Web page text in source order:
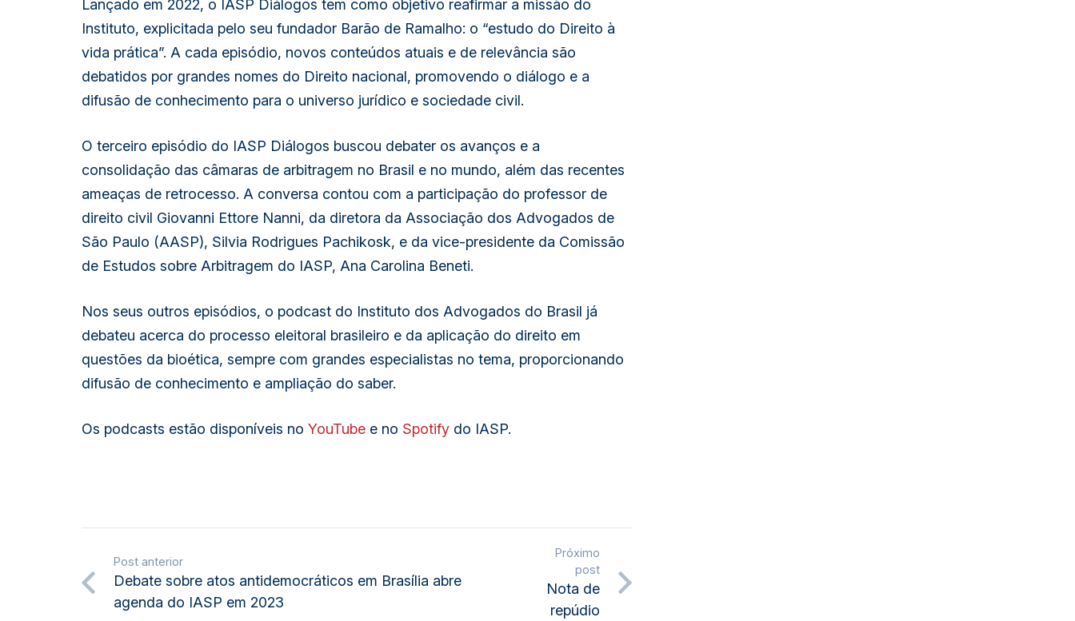
Lançado em 2022, o IASP Diálogos tem como objetivo reafirmar a missão do
Instituto, explicitada pelo seu fundador Barão de Ramalho: o “estudo do Direito à
vida prática”. A cada episódio, novos conteúdos atuais e de relevância são
debatidos por grandes nomes do Direito nacional, promovendo o diálogo e a
difusão de conhecimento para o universo jurídico e sociedade civil.
O terceiro episódio do IASP Diálogos buscou debater os avanços e a
consolidação das câmaras de arbitragem no Brasil e no mundo, além das recentes
ameaças de retrocesso. A conversa contou com a participação do professor de
direito civil Giovanni Ettore Nanni, da diretora da Associação dos Advogados de
São Paulo (AASP), Silvia Rodrigues Pachikosk, e da vice-presidente da Comissão
de Estudos sobre Arbitragem do IASP, Ana Carolina Beneti.
Nos seus outros episódios, o podcast do Instituto dos Advogados do Brasil já
debateu acerca do processo eleitoral brasileiro e da aplicação do direito em
questões da bioética, sempre com grandes especialistas no tema, proporcionando
difusão de conhecimento e ampliação do saber.
Os podcasts estão disponíveis no YouTube e no Spotify do IASP.
Post anterior
Debate sobre atos antidemocráticos em Brasília abre
agenda do IASP em 2023
Próximo
post
Nota de
repúdio